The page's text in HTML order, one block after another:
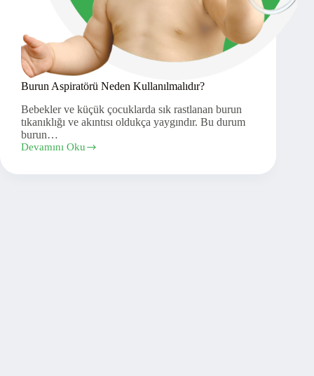
Burun Aspiratörü Neden Kullanılmalıdır?
Bebekler ve küçük çocuklarda sık rastlanan burun
tıkanıklığı ve akıntısı oldukça yaygındır. Bu durum
burun…
Devamını Oku
Burun
Neden